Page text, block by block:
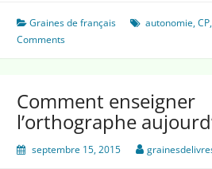
lexicale
Graines de français autonomie,CP,
Comments
Comment enseigner
l’orthographe
septembre 15, 2015